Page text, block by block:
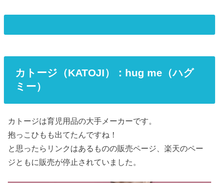
カトージ（KATOJI）：hug me（ハグ
ミー）
カトージは育児用品の大手メーカーです。
抱っこひもも出てたんですね！
と思ったらリンクはあるものの販売ページ、楽天のペー
ジともに販売が停止されていました。